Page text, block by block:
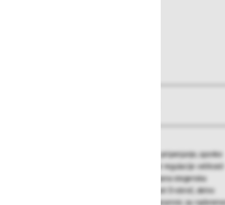
Varovalni pas, prednja in zadnja točka za pripenjanje, sponke
za hitro in enostavno zapenjanje, možnost regulacije velikosti
na ramenih in stegnih, medsebojno povezana stegenska
pasova za večjo varnost, hrbtni aluminijasti D-obroč, delno
elastičen za večje udobje, elastičen del naramnic za